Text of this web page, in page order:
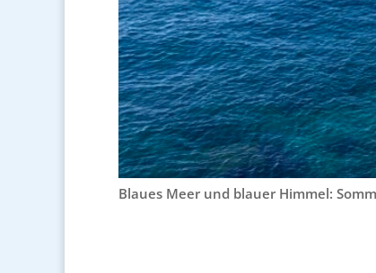
Blaues Meer und blauer Himmel: